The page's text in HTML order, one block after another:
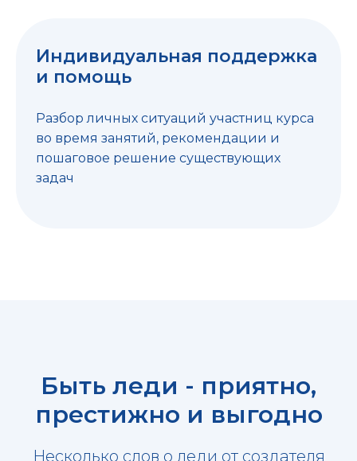
Индивидуальная поддержка
и помощь
Разбор личных ситуаций участниц курса
во время занятий, рекомендации и
пошаговое решение существующих
задач
Быть леди - приятно,
престижно и выгодно
Несколько слов о леди от создателя